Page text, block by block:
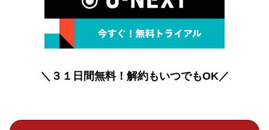
＼３１日間無料！解約もいつでもOK／